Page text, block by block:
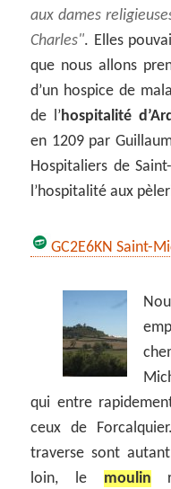
aux dames
Charles . Elles
que nous allons
d’un hospice de
de l’hospitalité
en 1209 par
Hospitaliers de
l’hospitalité aux
GC2E6KN Saint-
qui entre
ceux de
traverse sont
loin, le moulin